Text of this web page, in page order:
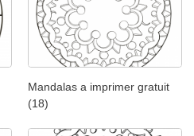
Mandalas a imprimer gratuit
(18)